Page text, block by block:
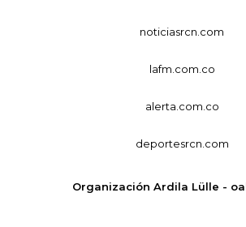
noticiasrcn.com
lafm.com.co
alerta.com.co
deportesrcn.com
Organización Ardila Lülle -